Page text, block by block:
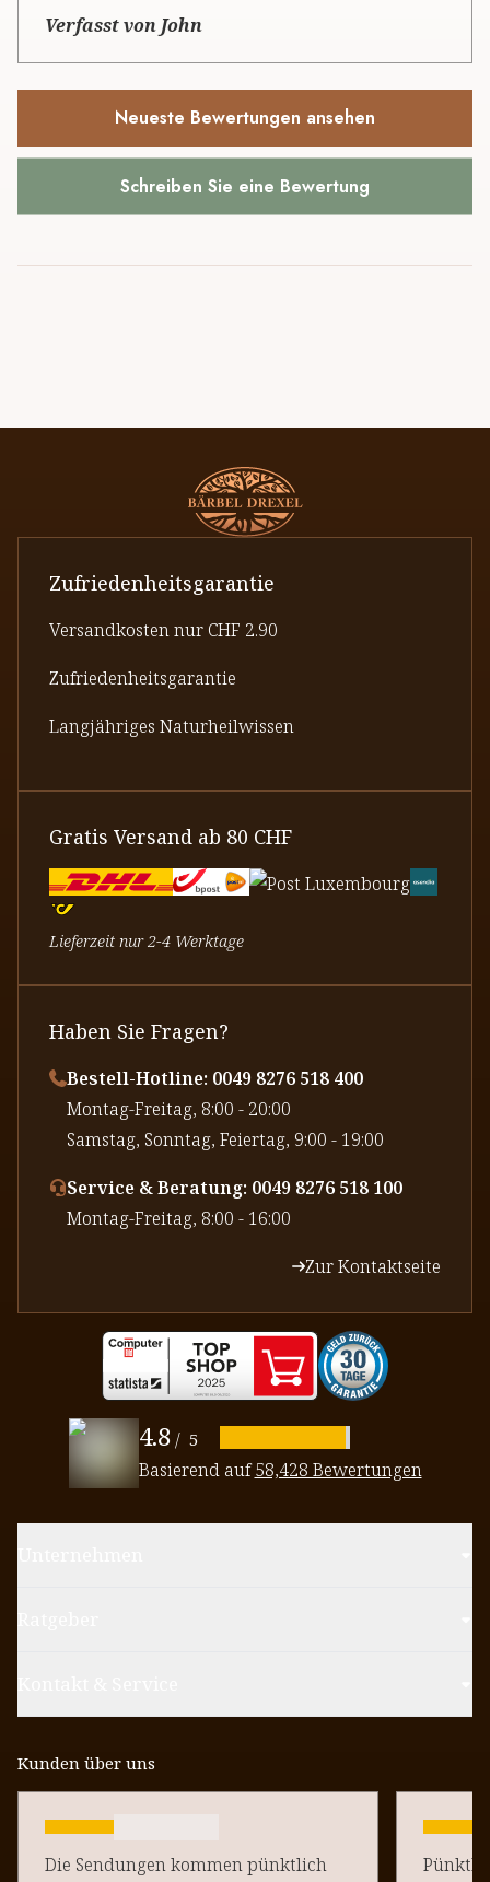
Verfasst von John
Neueste Bewertungen ansehen
Schreiben Sie eine Bewertung
Zufriedenheitsgarantie
Versandkosten nur CHF 2.90
Zufriedenheitsgarantie
Langjähriges Naturheilwissen
Gratis Versand ab 80 CHF
Lieferzeit nur 2-4 Werktage
Haben Sie Fragen?
Bestell-Hotline: 0049 8276 518 400
⁠Montag-Freitag, 8:00 - 20:00
⁠Samstag, Sonntag, Feiertag, 9:00 - 19:00
Service & Beratung: 0049 8276 518 100
⁠Montag-Freitag, 8:00 - 16:00
Zur Kontaktseite
4.8 / 5
Basierend auf58,428 Bewertungen
Kunden über uns
Die Sendungen kommen pünktlich
Pünktlich